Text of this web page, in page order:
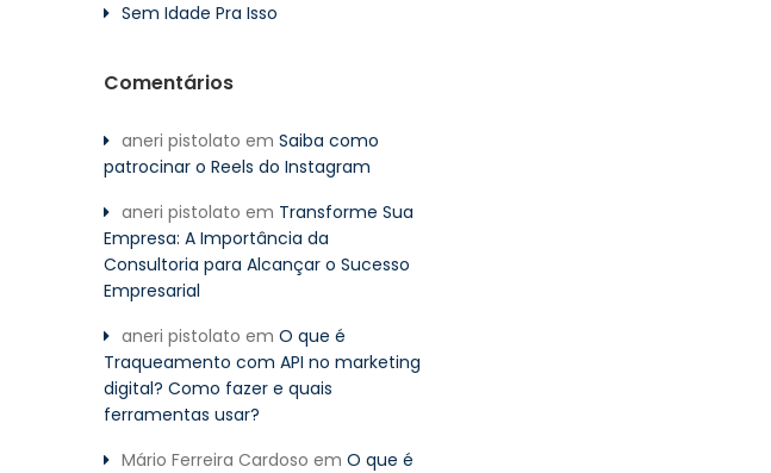
Sem Idade Pra Isso
Comentários
aneri pistolato em Saiba como
patrocinar o Reels do Instagram
aneri pistolato em Transforme Sua
Empresa: A Importância da
Consultoria para Alcançar o Sucesso
Empresarial
aneri pistolato em O que é
Traqueamento com API no marketing
digital? Como fazer e quais
ferramentas usar?
Mário Ferreira Cardoso em O que é